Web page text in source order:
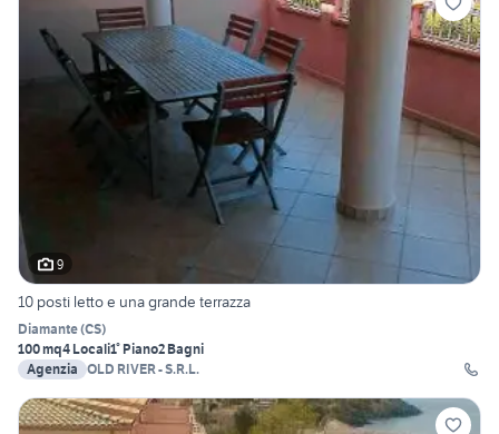
9
10 posti letto e una grande terrazza
Diamante(CS)
100 mq4 Locali1° Piano2 Bagni
Agenzia OLD RIVER - S.R.L.